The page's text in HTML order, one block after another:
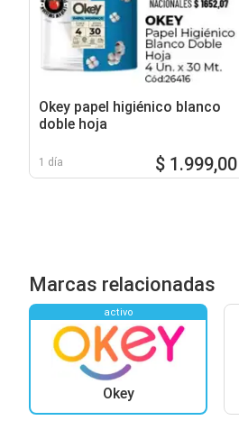
Okey papel higiénico blanco
doble hoja
1 día $ 1.999,00
Marcas relacionadas
activo
Okey